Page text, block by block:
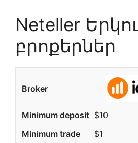
Neteller
բրոքերներ
$10
$1